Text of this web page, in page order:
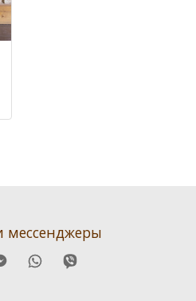
мессенджеры